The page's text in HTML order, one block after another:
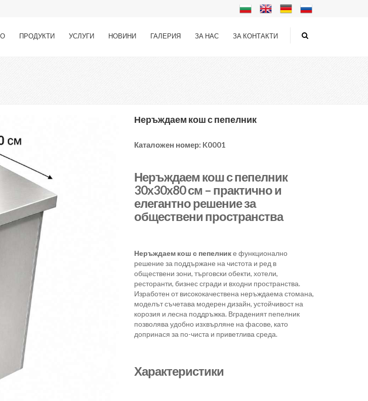
ПРОДУКТИ УСЛУГИ НОВИНИ ГАЛЕРИЯ ЗА НАС ЗА КОНТАКТИ
Неръждаем кош с пепелник
Каталожен номер: K0001
Неръждаем кош с пепелник
30x30x80 см – практично и
елегантно решение за
обществени пространства
Неръждаем кош с пепелнике функционално
решение за поддържане на чистота и ред в
обществени зони, търговски обекти, хотели,
ресторанти, бизнес сгради и входни пространства.
Изработен от висококачествена неръждаема стомана,
моделът съчетава модерен дизайн, устойчивост на
корозия и лесна поддръжка. Вграденият пепелник
позволява удобно изхвърляне на фасове, като
допринася за по-чиста и приветлива среда.
Характеристики